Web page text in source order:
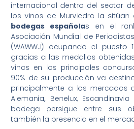
internacional dentro del sector
los vinos de Murviedro la sitúan
bodegas españolas en el
Asociación Mundial de
(WAWWJ) ocupando el puesto
gracias a las medallas
vinos en los principales
90% de su producción va
principalmente a los mercados
Alemania, Benelux,
bodega persigue entre sus
también la presencia en el